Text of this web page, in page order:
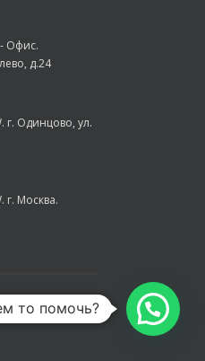
- Офис.
д.24
г. Одинцово, ул.
г. Москва.
то помочь?